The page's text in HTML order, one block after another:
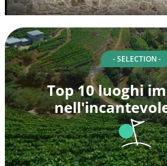
- SELECTION -
Top 10 luoghi